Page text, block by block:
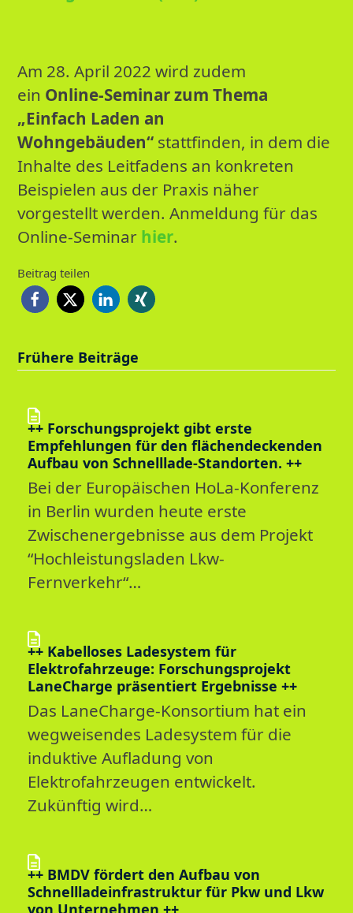
Am 28. April 2022 wird zudem
ein Online-Seminar zum Thema
„Einfach Laden an
Wohngebäuden“ stattfinden, in dem die
Inhalte des Leitfadens an konkreten
Beispielen aus der Praxis näher
vorgestellt werden. Anmeldung für das
Online-Seminar hier.
Beitrag teilen
Frühere Beiträge
++ Forschungsprojekt gibt erste
Empfehlungen für den flächendeckenden
Aufbau von Schnelllade-Standorten. ++
Bei der Europäischen HoLa-Konferenz
in Berlin wurden heute erste
Zwischenergebnisse aus dem Projekt
“Hochleistungsladen Lkw-
Fernverkehr“…
++ Kabelloses Ladesystem für
Elektrofahrzeuge: Forschungsprojekt
LaneCharge präsentiert Ergebnisse ++
Das LaneCharge-Konsortium hat ein
wegweisendes Ladesystem für die
induktive Aufladung von
Elektrofahrzeugen entwickelt.
Zukünftig wird…
++ BMDV fördert den Aufbau von
Schnellladeinfrastruktur für Pkw und Lkw
von Unternehmen ++